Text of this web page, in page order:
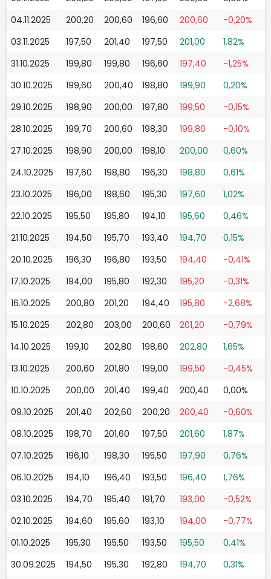
04.11.2025
200,20 200,60 196,60 200,60
-0,20%
03.11.2025
197,50 201,40 197,50 201,00
1,82%
31.10.2025
199,80 199,80 196,60 197,40
-1,25%
30.10.2025
199,60 200,40 198,80 199,90
0,20%
29.10.2025
198,90 200,00 197,80 199,50
-0,15%
28.10.2025
199,70 200,60 198,30 199,80
-0,10%
27.10.2025
198,90 200,00 198,10 200,00
0,60%
24.10.2025
197,60 198,80 196,30 198,80
0,61%
23.10.2025
196,00 198,60 195,30 197,60
1,02%
22.10.2025
195,50 195,80 194,10 195,60
0,46%
21.10.2025
194,50 195,70 193,40 194,70
0,15%
20.10.2025
196,30 196,80 193,50 194,40
-0,41%
17.10.2025
194,00 195,80 192,30 195,20
-0,31%
16.10.2025
200,80 201,20 194,40 195,80
-2,68%
15.10.2025
202,80 203,00 200,60 201,20
-0,79%
14.10.2025
199,10 202,80 198,60 202,80
1,65%
13.10.2025
200,60 201,80 199,00 199,50
-0,45%
10.10.2025
200,00 201,40 199,40 200,40
0,00%
09.10.2025
201,40 202,60 200,20 200,40
-0,60%
08.10.2025
198,70 201,60 197,50 201,60
1,87%
07.10.2025
196,10 198,30 195,50 197,90
0,76%
06.10.2025
194,10 196,40 193,50 196,40
1,76%
03.10.2025
194,70 195,40 191,70 193,00
-0,52%
02.10.2025
194,60 195,60 193,10 194,00
-0,77%
01.10.2025
195,30 195,50 193,50 195,50
0,41%
30.09.2025
194,50 195,30 192,80 194,70
0,31%